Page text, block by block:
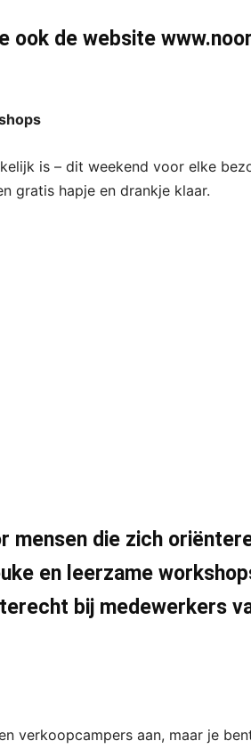
ook de website
is – dit weekend voor elke
gratis hapje en drankje klaar.
mensen die zich
en leerzame
bij medewerkers
verkoopcampers aan, maar je